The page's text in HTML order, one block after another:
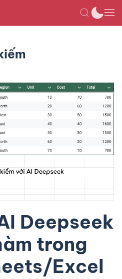
Deepseek
trong
Excel